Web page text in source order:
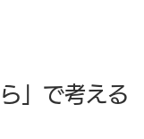
」で考える